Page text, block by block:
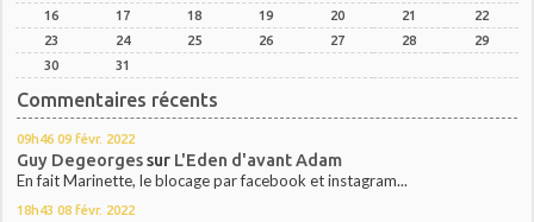
16
17 18 19 20 21
22
23
24 25 26 27 28
29
30
31
Commentaires récents
09h46 09 févr. 2022
Guy Degeorgessur L'Eden d'avant Adam
En fait Marinette, le blocage par facebook et instagram...
18h43 08 févr. 2022